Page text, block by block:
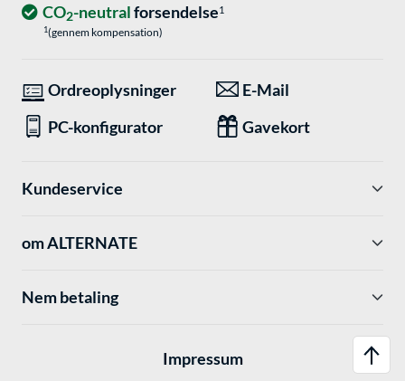
CO2-neutralforsendelse1
1(gennem kompensation)
Ordreoplysninger
E-Mail
PC-konfigurator
Gavekort
Kundeservice
om ALTERNATE
Nem betaling
Impressum